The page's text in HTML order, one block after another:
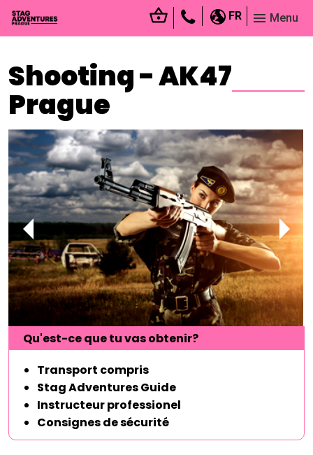
FR Menu
Shooting - AK47
Prague
Qu'est-ce que tu vas obtenir?
Transport compris
Stag Adventures Guide
Instructeur professionel
Consignes de sécurité